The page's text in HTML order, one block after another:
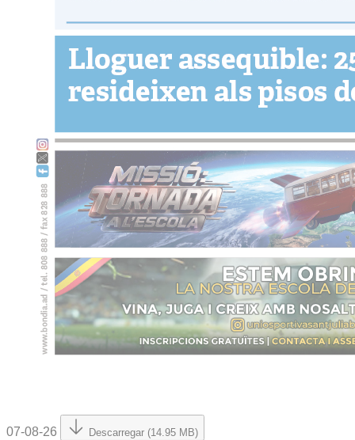
07-08-26 Descarregar (14.95 MB)